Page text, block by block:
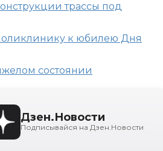
трассы под
к юбилею Дня
состоянии
Дзен.Новости
Подписывайся на Дзен.Новости